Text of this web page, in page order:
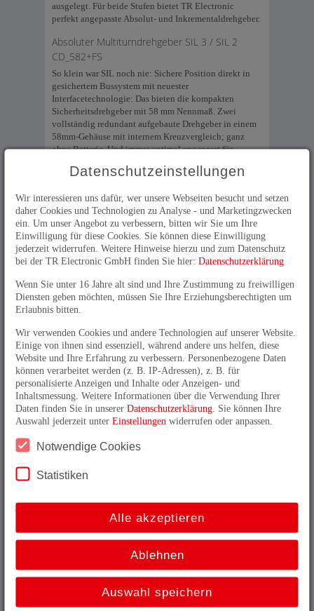
ausgelegt. Für beide Stufen bietet TR Electronic
perfekt angepasste Absolut- und Inkrementaldrehgeber.
Absoluter Multiturndrehgeber SIL 3 / SIL 2
CD_582+FS
So klein war SIL noch nie: Sichere Position direkt in
gesichertem Bussystem mit neuester
Interfacetechnologie: Das bieten die kompakten
Sicherheitsdrehgeber mit 58 mm Nennmaß. Zwei
vollständig redundant aufgebaute Drehgeber in einem
58mm-Gehäuse mit internem Kreuzvergleich; ganz
ohne Batterie. Und immer optimal angepasst für
Sicherheit keine Frage des Bauraums mehr!
SIL3 / PLe-zertifizierter Absolutdrehgeber
CD_75
Der "Bewährte" von TR Electronic mit Hohlwelle bis
20 mm . Zertifiziert nach SIL 3, PLe liefert CD_75
Position und Geschwindigkeitsinformation direkt in
PROFBUS/PROFIsafe, PROFINET/PROFIsafe,
Powerlink/openSAFETY, EtherCAT/FSoE - ganz ohne
separate Auswertebaugruppe und damit transparent von
der Welle bis zur Steuerung.
SIL3 / Ple -zertifizierte Inkrementaldrehgeber
Für die sichere Erkennung von Drehzahl, Drehrichtung
oder Stillstand gibt es die sicherheitsgerichteten
Inkrementaldrehgeber von TR Electronic. Zertifiziert
bis SIL3 ermöglichen sie in Zusammenarbeit mit einer
passenden Sicherheitsbaugruppe die Betriebsarten SLS,
SOS SSR, SDI und SSM.
Funktional sichere Produkte von TR-
Anwendungen nach Sicherheitsstandard SIL3!
Datenschutzeinstellungen
Wir interessieren uns dafür, wer unsere Webseiten besucht und setzen
daher Cookies und Technologien zu Analyse - und Marketingzwecken
ein. Um unser Angebot zu verbessern, bitten wir Sie um Ihre
Einwilligung für diese Cookies. Sie können diese Einwilligung
jederzeit widerrufen. Weitere Hinweise hierzu und zum Datenschutz
bei der TR Electronic GmbH finden Sie hier:Datenschutzerklärung
Wenn Sie unter 16 Jahre alt sind und Ihre Zustimmung zu freiwilligen
Diensten geben möchten, müssen Sie Ihre Erziehungsberechtigten um
Erlaubnis bitten.
Wir verwenden Cookies und andere Technologien auf unserer Website.
Einige von ihnen sind essenziell, während andere uns helfen, diese
Website und Ihre Erfahrung zu verbessern. Personenbezogene Daten
können verarbeitet werden (z. B. IP-Adressen), z. B. für
personalisierte Anzeigen und Inhalte oder Anzeigen- und
Inhaltsmessung. Weitere Informationen über die Verwendung Ihrer
Daten finden Sie in unsererDatenschutzerklärung . Sie können Ihre
Auswahl jederzeit unterEinstellungen widerrufen oder anpassen.
Notwendige Cookies
Statistiken
Alle akzeptieren
Ablehnen
Auswahl speichern